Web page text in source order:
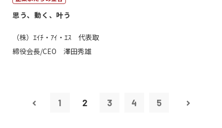
思う、動く、叶う
（株）ｴｲﾁ・ｱｲ・ｴｽ 代表取
締役会長/CEO 澤田秀雄
1 2 3 4 5